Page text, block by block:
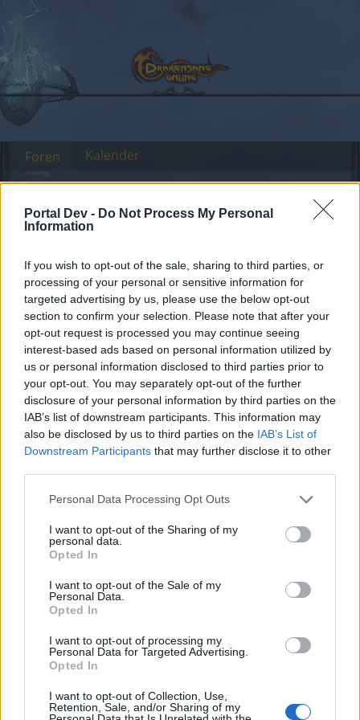
Portal Dev - Do Not Process My Personal
Information
If you wish to opt-out of the sale, sharing to third parties, or
processing of your personal or sensitive information for
targeted advertising by us, please use the below opt-out
section to confirm your selection. Please note that after your
opt-out request is processed you may continue seeing
interest-based ads based on personal information utilized by
us or personal information disclosed to third parties prior to
your opt-out. You may separately opt-out of the further
disclosure of your personal information by third parties on the
IAB’s list of downstream participants. This information may
also be disclosed by us to third parties on the IAB’s List of
Downstream Participants that may further disclose it to other
Personal Data Processing Opt Outs
I want to opt-out of the Sharing of my
personal data.
Opted In
I want to opt-out of the Sale of my
Personal Data.
Opted In
I want to opt-out of processing my
Personal Data for Targeted Advertising.
Opted In
I want to opt-out of Collection, Use,
Retention, Sale, and/or Sharing of my
Foren Community
Gilden gesucht
Liebe(r) Forum-Leser/in,
wenn Du in diesem Forum aktiv an den
Gesprächen teilnehmen oder eigene Themen
starten möchtest, musst Du Dich bitte zunächst im
Spiel einloggen. Falls Du noch keinen Spielaccount
besitzt, bitte registriere Dich neu. Wir freuen uns
auf Deinen nächsten Besuch in unserem Forum!
„Zum Spiel“
Eingar
Hallo zusammen, lang jähriger Spieler sucht eine aktive
deutsch sprachige Gilde auf dem Server Heredur. Discord
wäre vorhanden. Habe zwei Hauptchars, einmal ein Mage
einer tut es auch. Spiele täglich Früh und Abends. Im Spiel
könnt ihr mich gerne anschreiben ( Freyke oder Blutbanner)
Grüße
5 Mai 2024
Foren
Letzte Beiträge
Kalender